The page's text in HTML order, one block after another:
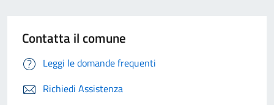
Contatta il comune
Leggi le domande frequenti
Richiedi Assistenza